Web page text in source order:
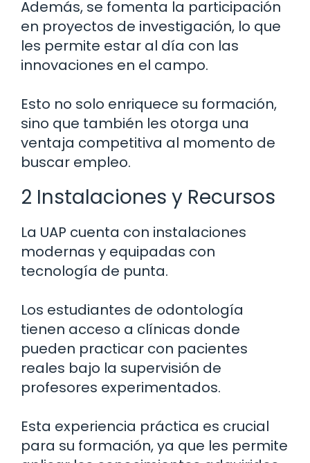
Además, se fomenta la participación
en proyectos de investigación, lo que
les permite estar al día con las
innovaciones en el campo.
Esto no solo enriquece su formación,
sino que también les otorga una
ventaja competitiva al momento de
buscar empleo.
2 Instalaciones y Recursos
La UAP cuenta con instalaciones
modernas y equipadas con
tecnología de punta.
Los estudiantes de odontología
tienen acceso a clínicas donde
pueden practicar con pacientes
reales bajo la supervisión de
profesores experimentados.
Esta experiencia práctica es crucial
para su formación, ya que les permite